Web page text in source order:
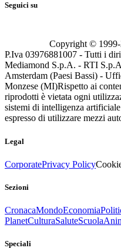
Seguici su
Copyright © 1999-
P.Iva 03976881007 - Tutti i
Mediamond S.p.A. - RTI
Amsterdam (Paesi Bassi) -
Monzese (MI)Rispetto ai
riprodotti è vietata ogni
sistemi di intelligenza
espresso di utilizzare mezzi
Legal
CorporatePrivacy Policy
Sezioni
CronacaMondoEconomia
PlanetCulturaSaluteScuola
Speciali